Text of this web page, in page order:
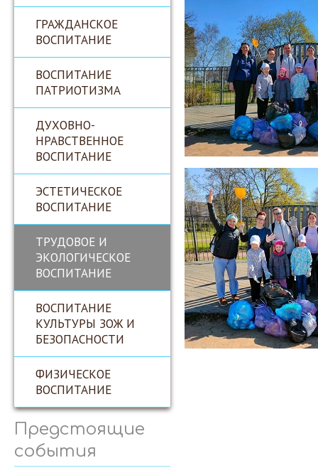
ГРАЖДАНСКОЕ
ВОСПИТАНИЕ
ВОСПИТАНИЕ
ПАТРИОТИЗМА
ДУХОВНО-
НРАВСТВЕННОЕ
ВОСПИТАНИЕ
ЭСТЕТИЧЕСКОЕ
ВОСПИТАНИЕ
ТРУДОВОЕ И
ЭКОЛОГИЧЕСКОЕ
ВОСПИТАНИЕ
ВОСПИТАНИЕ
КУЛЬТУРЫ ЗОЖ И
БЕЗОПАСНОСТИ
ФИЗИЧЕСКОЕ
ВОСПИТАНИЕ
Предстоящие
события